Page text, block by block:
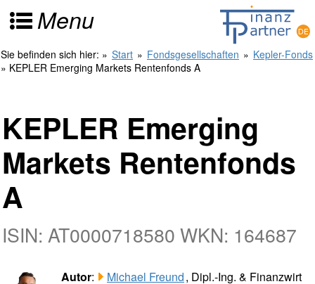
Menu
Sie befinden sich hier: » Start » Fondsgesellschaften » Kepler-Fonds
» KEPLER Emerging Markets Rentenfonds A
KEPLER Emerging
Markets Rentenfonds
A
ISIN: AT0000718580 WKN: 164687
Autor: Michael Freund, Dipl.-Ing. & Finanzwirt